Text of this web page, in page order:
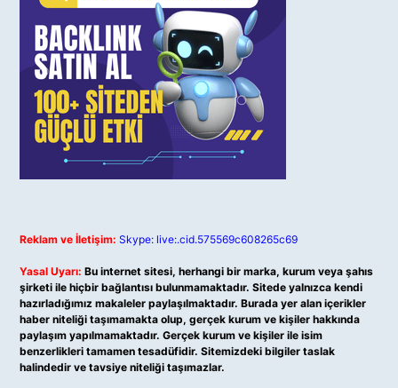
Reklam ve İletişim: Skype: live:.cid.575569c608265c69
Yasal Uyarı: Bu internet sitesi, herhangi bir marka, kurum veya şahıs
şirketi ile hiçbir bağlantısı bulunmamaktadır. Sitede yalnızca kendi
hazırladığımız makaleler paylaşılmaktadır. Burada yer alan içerikler
haber niteliği taşımamakta olup, gerçek kurum ve kişiler hakkında
paylaşım yapılmamaktadır. Gerçek kurum ve kişiler ile isim
benzerlikleri tamamen tesadüfidir. Sitemizdeki bilgiler taslak
halindedir ve tavsiye niteliği taşımazlar.